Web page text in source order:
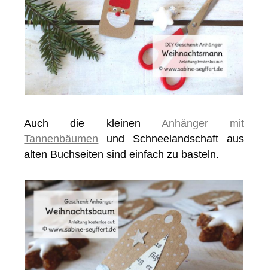
Auch die kleinen Anhänger mit
Tannenbäumen und Schneelandschaft aus
alten Buchseiten sind einfach zu basteln.